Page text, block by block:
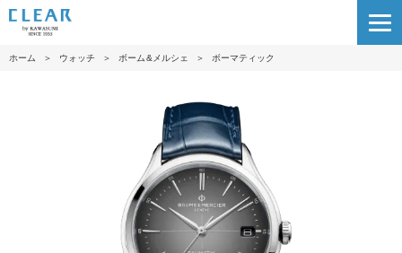
ホーム ＞ ウォッチ ＞ ボーム&メルシェ ＞ ボーマティック